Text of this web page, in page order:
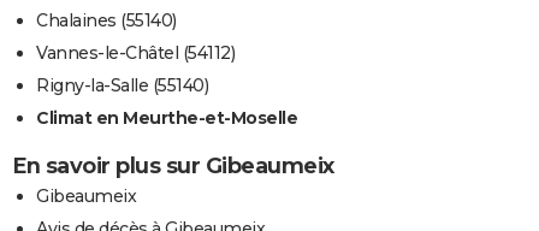
Chalaines (55140)
Vannes-le-Châtel (54112)
Rigny-la-Salle (55140)
Climat en Meurthe-et-Moselle
En savoir plus sur Gibeaumeix
Gibeaumeix